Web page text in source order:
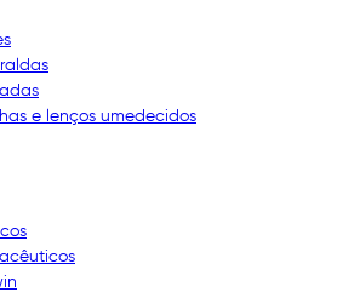
e lenços umedecidos